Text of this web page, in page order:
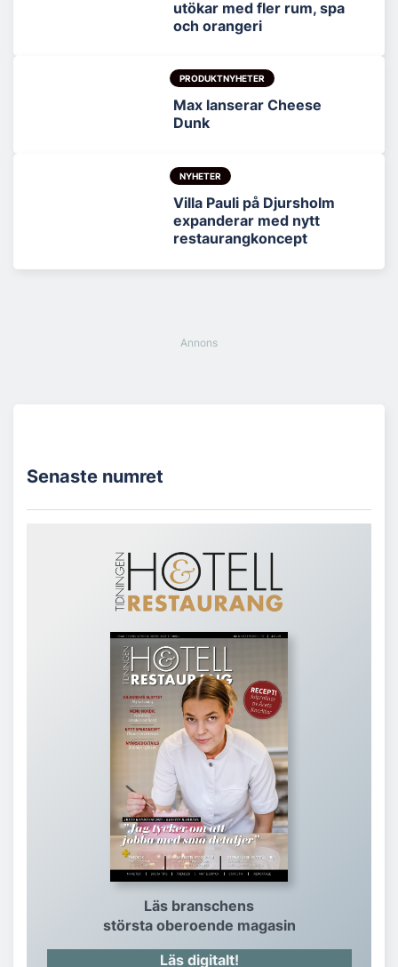
utökar med fler rum, spa
och orangeri
PRODUKTNYHETER
Max lanserar Cheese
Dunk
NYHETER
Villa Pauli på Djursholm
expanderar med nytt
restaurangkoncept
Senaste numret
Läs branschens
största oberoende magasin
Läs digitalt!